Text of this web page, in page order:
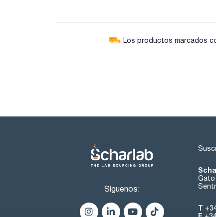
Los productos marcados
Síguenos:
Gato
T